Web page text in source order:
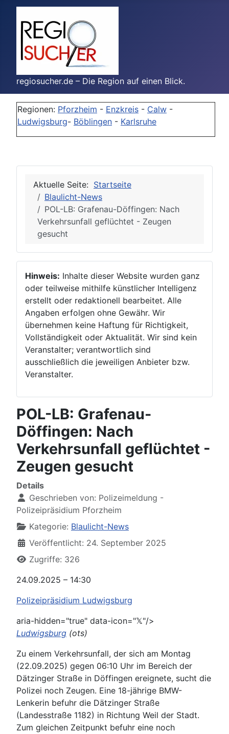
regiosucher.de – Die Region auf einen Blick.
Regionen: Pforzheim - Enzkreis - Calw -
Ludwigsburg- Böblingen - Karlsruhe
Aktuelle Seite: Startseite
Blaulicht-News
POL-LB: Grafenau-Döffingen: Nach
Verkehrsunfall geflüchtet - Zeugen
gesucht
Hinweis: Inhalte dieser Website wurden ganz
oder teilweise mithilfe künstlicher Intelligenz
erstellt oder redaktionell bearbeitet. Alle
Angaben erfolgen ohne Gewähr. Wir
übernehmen keine Haftung für Richtigkeit,
Vollständigkeit oder Aktualität. Wir sind kein
Veranstalter; verantwortlich sind
ausschließlich die jeweiligen Anbieter bzw.
Veranstalter.
POL-LB: Grafenau-
Döffingen: Nach
Verkehrsunfall geflüchtet -
Zeugen gesucht
Details
Geschrieben von: Polizeimeldung -
Polizeipräsidium Pforzheim
Kategorie: Blaulicht-News
Veröffentlicht: 24. September 2025
Zugriffe: 326
24.09.2025 – 14:30
Polizeipräsidium Ludwigsburg
aria-hidden="true" data-icon="𝕏"/>
Ludwigsburg (ots)
Zu einem Verkehrsunfall, der sich am Montag
(22.09.2025) gegen 06:10 Uhr im Bereich der
Dätzinger Straße in Döffingen ereignete, sucht die
Polizei noch Zeugen. Eine 18-jährige BMW-
Lenkerin befuhr die Dätzinger Straße
(Landesstraße 1182) in Richtung Weil der Stadt.
Zum gleichen Zeitpunkt befuhr eine noch